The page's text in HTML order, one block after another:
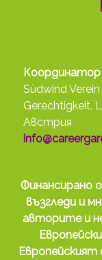
Координатор
Südwind
Gerechtigkeit,
Австрия
Финансирано
възгледи и
авторите и